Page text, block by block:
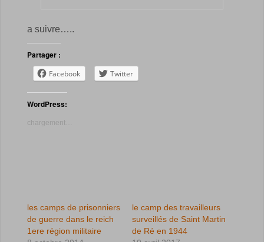
a suivre…..
Partager :
Facebook Twitter
WordPress:
chargement…
les camps de prisonniers
de guerre dans le reich
1ere région militaire
le camp des travailleurs
surveillés de Saint Martin
de Ré en 1944